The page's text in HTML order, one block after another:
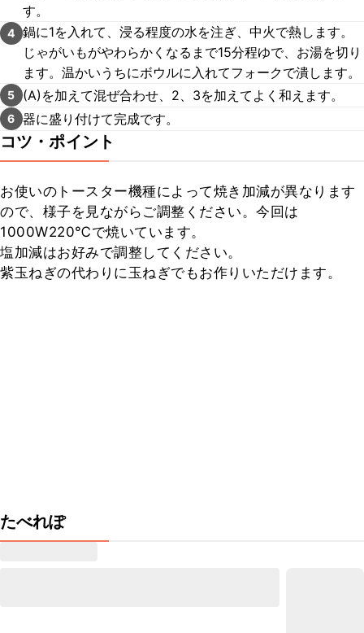
す。
4 鍋に1を入れて、浸る程度の水を注ぎ、中火で熱します。
じゃがいもがやわらかくなるまで15分程ゆで、お湯を切り
ます。温かいうちにボウルに入れてフォークで潰します。
5 (A)を加えて混ぜ合わせ、2、3を加えてよく和えます。
6 器に盛り付けて完成です。
コツ・ポイント
お使いのトースター機種によって焼き加減が異なります
ので、様子を見ながらご調整ください。今回は
1000W220℃で焼いています。
塩加減はお好みで調整してください。
紫玉ねぎの代わりに玉ねぎでもお作りいただけます。
たべれぽ